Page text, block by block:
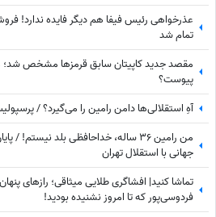
عذرخواهی رئیس فیفا هم دیگر فایده ندارد!
تمام شد
مقصد جدید کاپیتان سابق قرمزها مشخص شد؛
پیوست؟
آهِ استقلالی‌ها دامن رامین را می‌گیرد؟ /
من رامین 36 ساله، خداحافظی بلد نیستم!
جهانی با استقلال تهران
تماشا کنید| افشاگری طلایی میثاقی؛
فردوسی‌پور که تا امروز نشنیده بودید!